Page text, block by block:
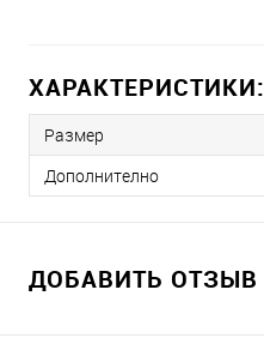
ХАРАКТЕРИСТИКИ:
Размер
Дополнително
ДОБАВИТЬ ОТЗЫВ